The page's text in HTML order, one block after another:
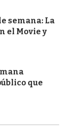
semana: La
el Movie y
que